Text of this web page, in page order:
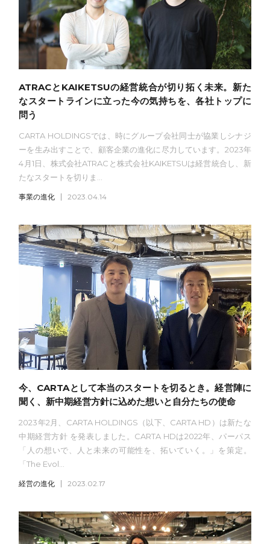
ATRACとKAIKETSUの経営統合が切り拓く未来。新た
なスタートラインに立った今の気持ちを、各社トップに
問う
CARTA HOLDINGSでは、時にグループ会社同士が協業しシナジ
ーを生み出すことで、顧客企業の進化に尽力しています。2023年
4月1日、株式会社ATRACと株式会社KAIKETSUは経営統合し、新
たなスタートを切りま...
事業の進化 2023.04.14
今、CARTAとして本当のスタートを切るとき。経営陣に
聞く、新中期経営方針に込めた想いと自分たちの使命
2023年2月、CARTA HOLDINGS（以下、CARTA HD）は新たな
中期経営方針 を発表しました。CARTA HDは2022年、パーパス
「人の想いで、人と未来の可能性を、拓いていく。」を策定。
「The Evol...
経営の進化 2023.02.17